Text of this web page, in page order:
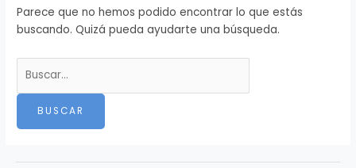
Parece que no hemos podido encontrar lo que estás
buscando. Quizá pueda ayudarte una búsqueda.